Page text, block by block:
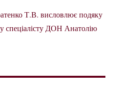
Т.В. висловлює подяку
спеціалісту ДОН Анатолію